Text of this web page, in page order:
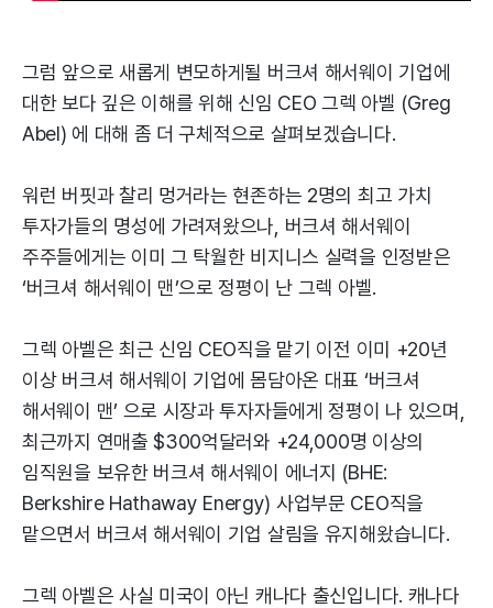
그럼 앞으로 새롭게 변모하게될 버크셔 해서웨이 기업에
대한 보다 깊은 이해를 위해 신임 CEO 그렉 아벨 (Greg
Abel) 에 대해 좀 더 구체적으로 살펴보겠습니다.
워런 버핏과 찰리 멍거라는 현존하는 2명의 최고 가치
투자가들의 명성에 가려져왔으나, 버크셔 해서웨이
주주들에게는 이미 그 탁월한 비지니스 실력을 인정받은
‘버크셔 해서웨이 맨’으로 정평이 난 그렉 아벨.
그렉 아벨은 최근 신임 CEO직을 맡기 이전 이미 +20년
이상 버크셔 해서웨이 기업에 몸담아온 대표 ‘버크셔
해서웨이 맨’ 으로 시장과 투자자들에게 정평이 나 있으며,
최근까지 연매출 $300억달러와 +24,000명 이상의
임직원을 보유한 버크셔 해서웨이 에너지 (BHE:
Berkshire Hathaway Energy) 사업부문 CEO직을
맡으면서 버크셔 해서웨이 기업 살림을 유지해왔습니다.
그렉 아벨은 사실 미국이 아닌 캐나다 출신입니다. 캐나다